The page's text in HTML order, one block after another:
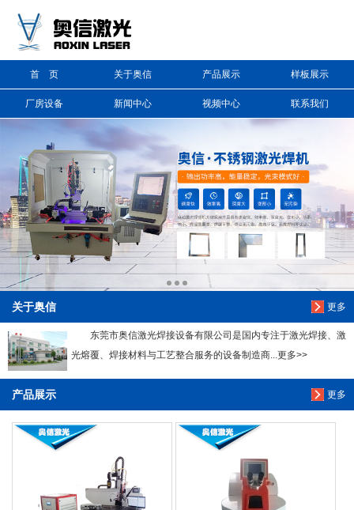
首 页 关于奥信 产品展示 样板展示
厂房设备 新闻中心 视频中心 联系我们
更多
关于奥信
东莞市奥信激光焊接设备有限公司是国内专注于激光焊接、激
光熔覆、焊接材料与工艺整合服务的设备制造商...更多>>
更多
产品展示
信息搜索